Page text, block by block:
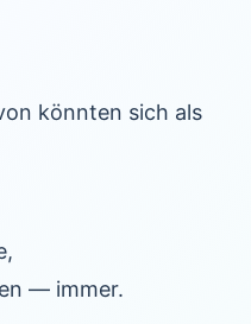
könnten sich als
— immer.